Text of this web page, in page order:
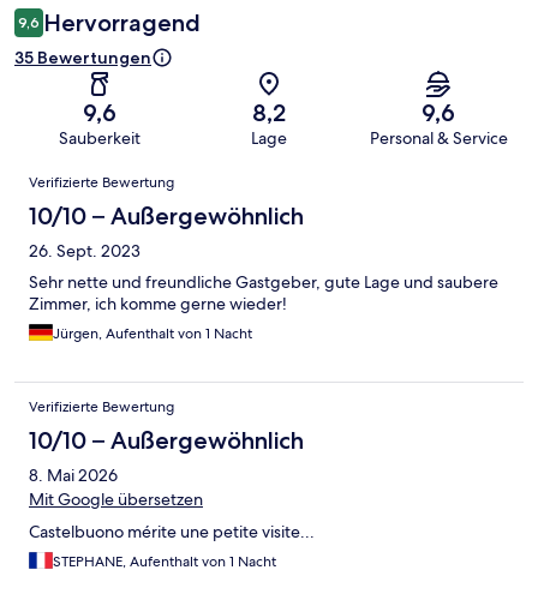
9,6 Hervorragend
35 Bewertungen
9,6
Sauberkeit
8,2
Lage
9,6
Personal & Service
Bewertungen
Verifizierte Bewertung
10/10 – Außergewöhnlich
26. Sept. 2023
Sehr nette und freundliche Gastgeber, gute Lage und saubere
Zimmer, ich komme gerne wieder!
Jürgen, Aufenthalt von 1 Nacht
Verifizierte Bewertung
10/10 – Außergewöhnlich
8. Mai 2026
Mit Google übersetzen
Castelbuono mérite une petite visite...
STEPHANE, Aufenthalt von 1 Nacht